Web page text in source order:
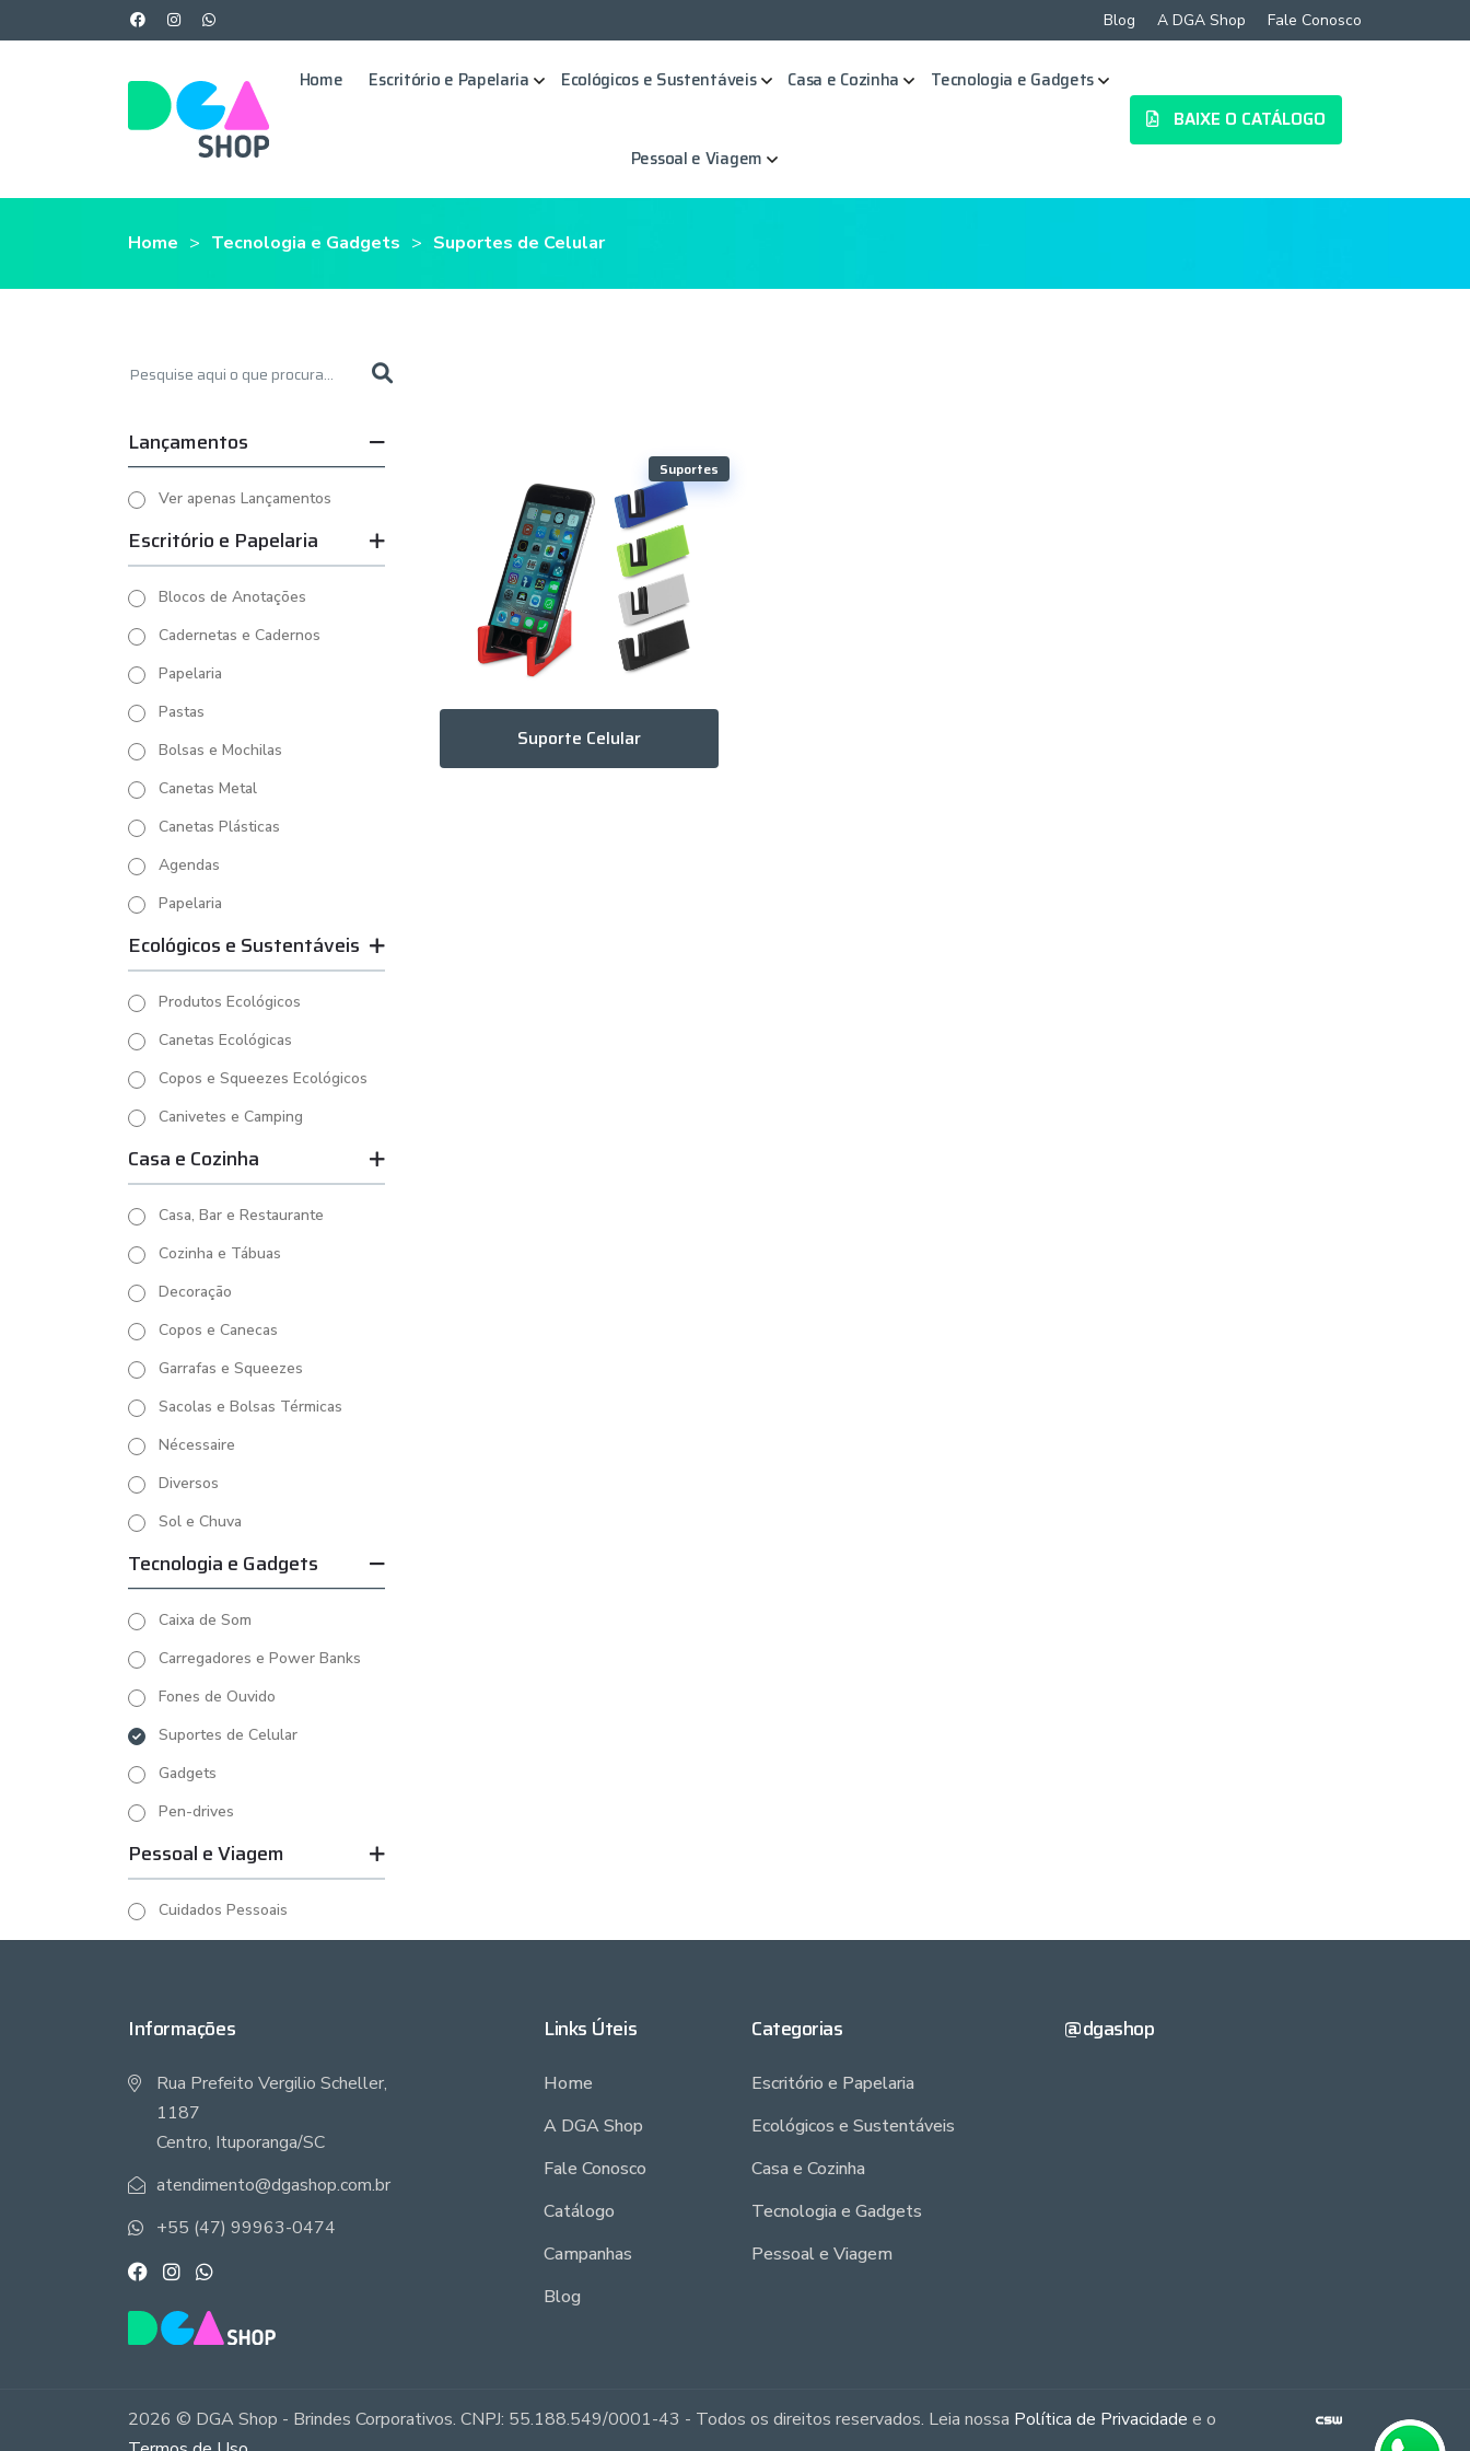
Blog A DGA Shop Fale Conosco
Home Escritório e Papelaria Ecológicos e Sustentáveis Casa e Cozinha Tecnologia e Gadgets
Pessoal e Viagem
BAIXE O CATÁLOGO
Home Tecnologia e Gadgets Suportes de Celular
Lançamentos
Ver apenas Lançamentos
Escritório e Papelaria
Blocos de Anotações
Cadernetas e Cadernos
Papelaria
Pastas
Bolsas e Mochilas
Canetas Metal
Canetas Plásticas
Agendas
Papelaria
Ecológicos e Sustentáveis
Produtos Ecológicos
Canetas Ecológicas
Copos e Squeezes Ecológicos
Canivetes e Camping
Casa e Cozinha
Casa, Bar e Restaurante
Cozinha e Tábuas
Decoração
Copos e Canecas
Garrafas e Squeezes
Sacolas e Bolsas Térmicas
Nécessaire
Diversos
Sol e Chuva
Tecnologia e Gadgets
Caixa de Som
Carregadores e Power Banks
Fones de Ouvido
Suportes de Celular
Gadgets
Pen-drives
Pessoal e Viagem
Cuidados Pessoais
Suportes
Suporte Celular
Informações
Rua Prefeito Vergilio Scheller,
1187
Centro, Ituporanga/SC
atendimento@dgashop.com.br
+55 (47) 99963-0474
Links Úteis
Home
A DGA Shop
Fale Conosco
Catálogo
Campanhas
Blog
Categorias
Escritório e Papelaria
Ecológicos e Sustentáveis
Casa e Cozinha
Tecnologia e Gadgets
Pessoal e Viagem
@dgashop
2026 © DGA Shop - Brindes Corporativos. CNPJ: 55.188.549/0001-43 - Todos os direitos reservados. Leia nossa Política de Privacidade e o